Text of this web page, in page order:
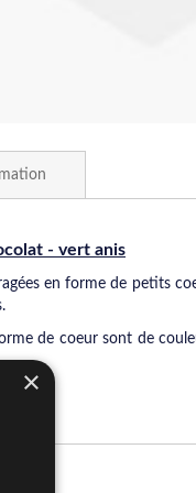
- vert anis
en forme de petits
de coeur sont de
×